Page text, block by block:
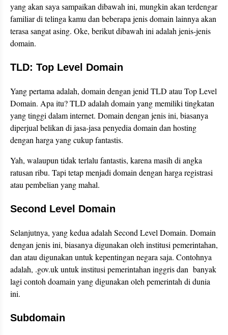
yang akan saya sampaikan dibawah ini, mungkin akan terdengar
familiar di telinga kamu dan beberapa jenis domain lainnya akan
terasa sangat asing. Oke, berikut dibawah ini adalah jenis-jenis
domain.
TLD: Top Level Domain
Yang pertama adalah, domain dengan jenid TLD atau Top Level
Domain. Apa itu? TLD adalah domain yang memiliki tingkatan
yang tinggi dalam internet. Domain dengan jenis ini, biasanya
diperjual belikan di jasa-jasa penyedia domain dan hosting
dengan harga yang cukup fantastis.
Yah, walaupun tidak terlalu fantastis, karena masih di angka
ratusan ribu. Tapi tetap menjadi domain dengan harga registrasi
atau pembelian yang mahal.
Second Level Domain
Selanjutnya, yang kedua adalah Second Level Domain. Domain
dengan jenis ini, biasanya digunakan oleh institusi pemerintahan,
dan atau digunakan untuk kepentingan negara saja. Contohnya
adalah, .gov.uk untuk institusi pemerintahan inggris dan banyak
lagi contoh doamain yang digunakan oleh pemerintah di dunia
ini.
Subdomain